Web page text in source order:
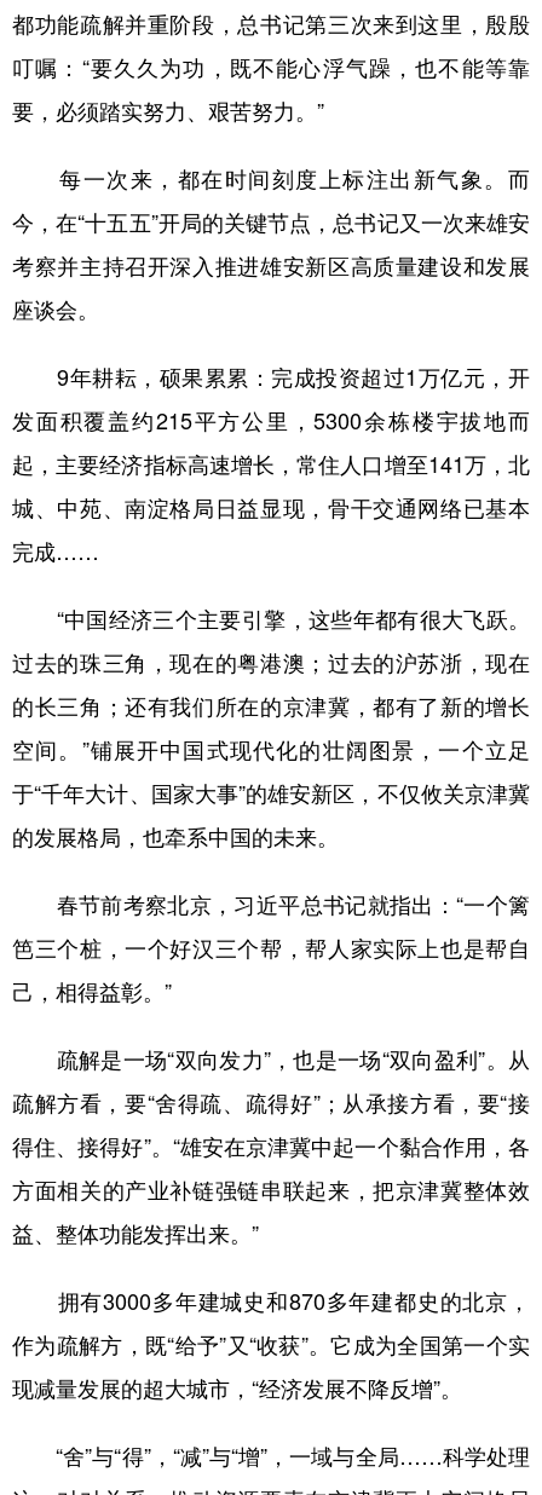
都功能疏解并重阶段，总书记第三次来到这里，殷殷
叮嘱：“要久久为功，既不能心浮气躁，也不能等靠
要，必须踏实努力、艰苦努力。”
每一次来，都在时间刻度上标注出新气象。而
今，在“十五五”开局的关键节点，总书记又一次来雄安
考察并主持召开深入推进雄安新区高质量建设和发展
座谈会。
9年耕耘，硕果累累：完成投资超过1万亿元，开
发面积覆盖约215平方公里，5300余栋楼宇拔地而
起，主要经济指标高速增长，常住人口增至141万，北
城、中苑、南淀格局日益显现，骨干交通网络已基本
完成……
“中国经济三个主要引擎，这些年都有很大飞跃。
过去的珠三角，现在的粤港澳；过去的沪苏浙，现在
的长三角；还有我们所在的京津冀，都有了新的增长
空间。”铺展开中国式现代化的壮阔图景，一个立足
于“千年大计、国家大事”的雄安新区，不仅攸关京津冀
的发展格局，也牵系中国的未来。
春节前考察北京，习近平总书记就指出：“一个篱
笆三个桩，一个好汉三个帮，帮人家实际上也是帮自
己，相得益彰。”
疏解是一场“双向发力”，也是一场“双向盈利”。从
疏解方看，要“舍得疏、疏得好”；从承接方看，要“接
得住、接得好”。“雄安在京津冀中起一个黏合作用，各
方面相关的产业补链强链串联起来，把京津冀整体效
益、整体功能发挥出来。”
拥有3000多年建城史和870多年建都史的北京，
作为疏解方，既“给予”又“收获”。它成为全国第一个实
现减量发展的超大城市，“经济发展不降反增”。
“舍”与“得”，“减”与“增”，一域与全局……科学处理